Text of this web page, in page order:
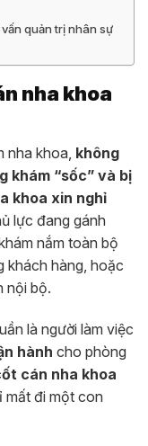
quản trị nhân sự
nha khoa
nha khoa, không
khám “sốc” và bị
khoa xin nghỉ
lực đang gánh
nắm toàn bộ
khách hàng, hoặc
nội bộ.
là người làm việc
hành cho phòng
cán nha khoa
mất đi một con